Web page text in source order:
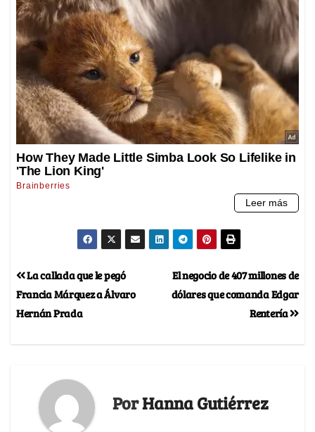
El negocio de 407 millones de
dólares que comanda Edgar
Rentería
La callada que le pegó
Francia Márquez a Álvaro
Hernán Prada
PorHanna Gutiérrez